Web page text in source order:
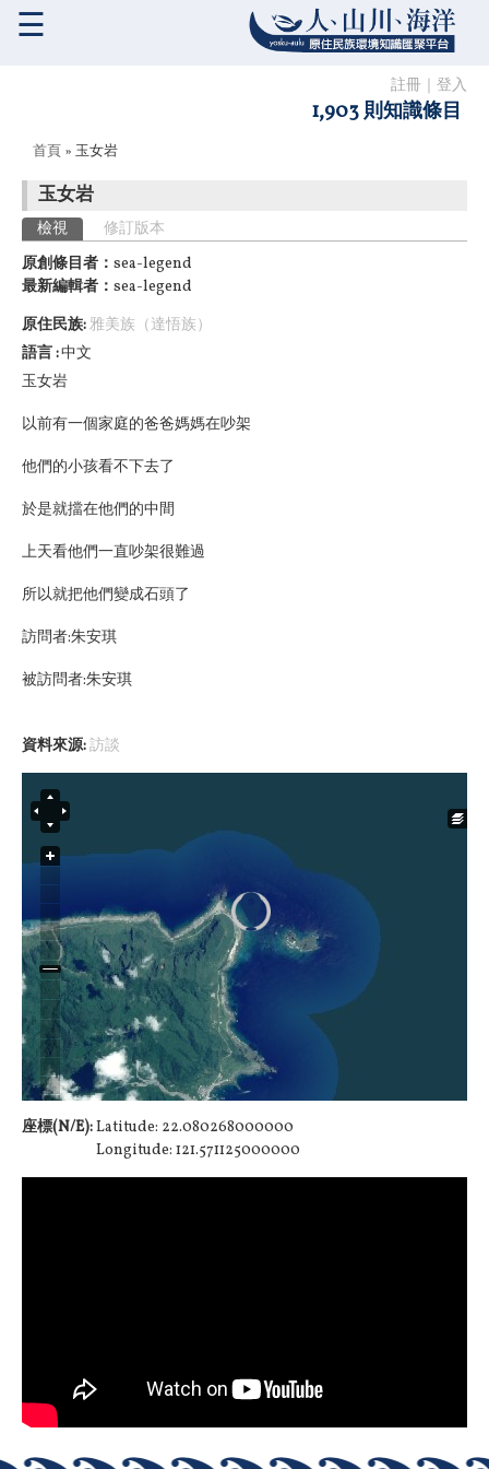
註冊 登入
1,903 則知識條目
☰
您在這裡
首頁 » 玉女岩
玉女岩
主要索引標籤
檢視 (作用中頁籤)
修訂版本
原創條目者： sea-legend
最新編輯者： sea-legend
原住民族:雅美族（達悟族）
語言 中文
玉女岩
以前有一個家庭的爸爸媽媽在吵架
他們的小孩看不下去了
於是就擋在他們的中間
上天看他們一直吵架很難過
所以就把他們變成石頭了
訪問者:朱安琪
被訪問者:朱安琪
資料來源:訪談
座標(N/E):Latitude: 22.080268000000
Longitude: 121.571125000000